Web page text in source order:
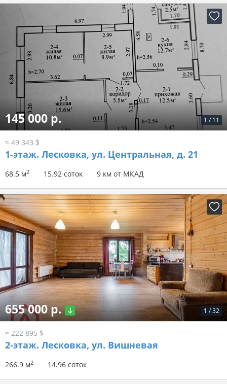
1 / 11
145 000 р.
≈ 49 343 $
1-этаж. Лесковка, ул. Центральная, д. 21
68.5 м2 15.92 соток 9 км от МКАД
1 /32
655 000 р.
≈ 222 895 $
2-этаж. Лесковка, ул. Вишневая
266.9 м2 14.96 соток